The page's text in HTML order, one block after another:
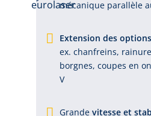
mécanique parallèle
Extension des
ex. chanfreins,
borgnes, coupes en
V
Grande vitesse et